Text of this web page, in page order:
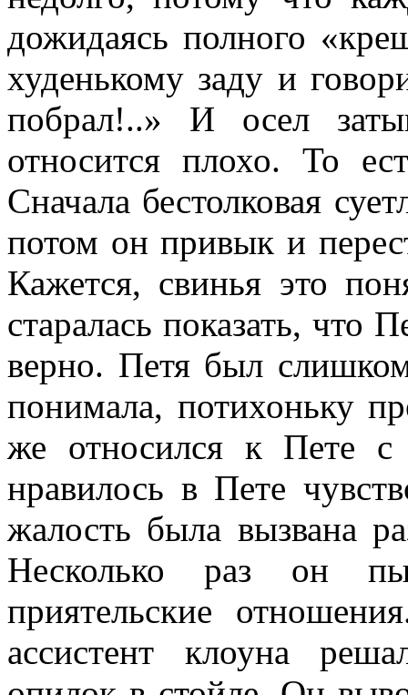
дожидаясь полного
худенькому заду и
побрал!..» И осел
относится плохо. То
Сначала бестолковая
потом он привык и
Кажется, свинья это
старалась показать, что
верно. Петя был
понимала, потихоньку
же относился к Пете
нравилось в Пете
жалость была вызвана
Несколько раз он
приятельские
ассистент клоуна